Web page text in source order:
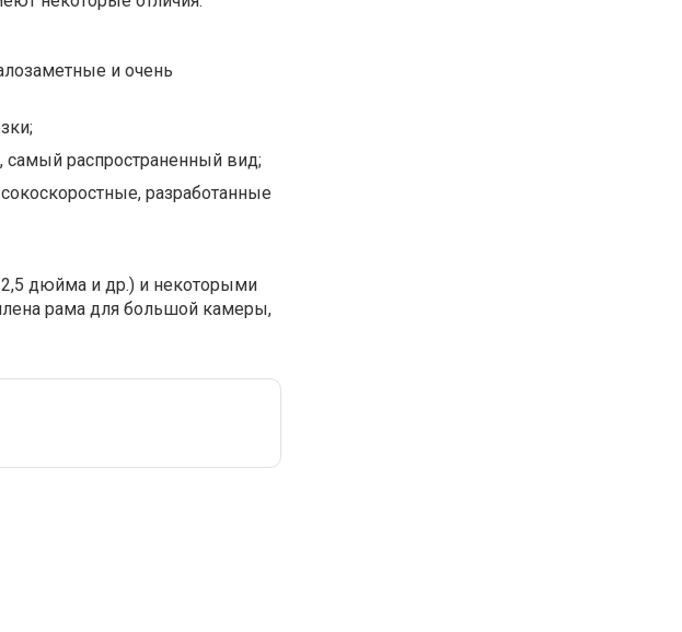
и очень
распространенный вид;
разработанные
дюйма и др.) и некоторыми
рама для большой камеры,